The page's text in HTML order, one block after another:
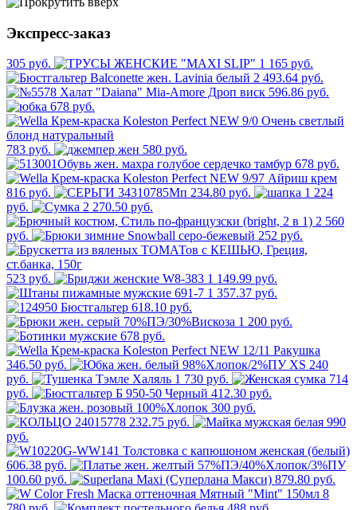
Экспресс-заказ
305 руб.
1 165 руб.
2 493.64 руб.
596.86 руб.
678 руб.
783 руб.
580 руб.
678 руб.
816 руб. 234.80 руб.
1 224
руб.
2 270.50 руб.
2 560
руб.
252 руб.
523 руб.
1 149.99 руб.
1 357.37 руб.
618.10 руб.
1 200 руб.
678 руб.
346.50 руб.
240
руб.
1 730 руб.
714
руб.
412.30 руб.
300 руб.
232.75 руб.
990
руб.
606.38 руб.
100.60 руб.
879.80 руб.
8